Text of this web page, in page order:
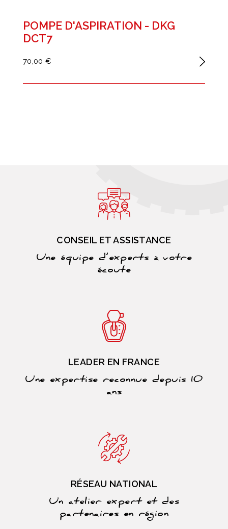
POMPE D'ASPIRATION - DKG
DCT7
70,00 €
CONSEIL ET ASSISTANCE
Une équipe d’experts à votre
écoute
LEADER EN FRANCE
Une expertise reconnue depuis 10
ans
RÉSEAU NATIONAL
Un atelier expert et des
partenaires en région